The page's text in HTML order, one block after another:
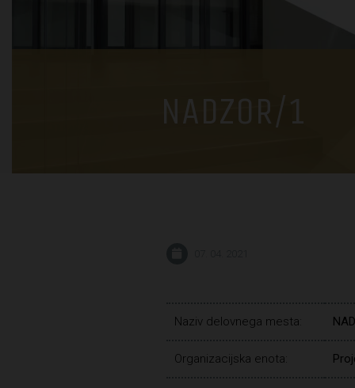
NADZOR/1
Naziv delovnega mesta:
Organizacijska enota: